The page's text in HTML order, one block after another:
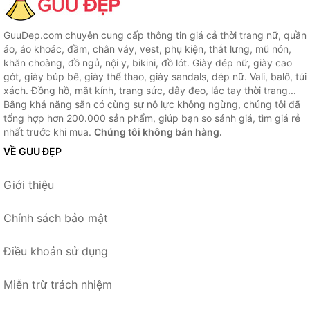
GuuDep.com chuyên cung cấp thông tin giá cả thời trang nữ, quần
áo, áo khoác, đầm, chân váy, vest, phụ kiện, thắt lưng, mũ nón,
khăn choàng, đồ ngủ, nội y, bikini, đồ lót. Giày dép nữ, giày cao
gót, giày búp bê, giày thể thao, giày sandals, dép nữ. Vali, balô, túi
xách. Đồng hồ, mắt kính, trang sức, dây đeo, lắc tay thời trang...
Bằng khả năng sẵn có cùng sự nỗ lực không ngừng, chúng tôi đã
tổng hợp hơn 200.000 sản phẩm, giúp bạn so sánh giá, tìm giá rẻ
nhất trước khi mua. Chúng tôi không bán hàng.
VỀ GUU ĐẸP
Giới thiệu
Chính sách bảo mật
Điều khoản sử dụng
Miễn trừ trách nhiệm